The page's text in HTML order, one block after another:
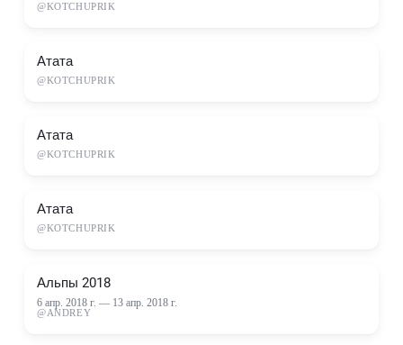
@KOTCHUPRIK
Атата
@KOTCHUPRIK
Атата
@KOTCHUPRIK
Атата
@KOTCHUPRIK
Альпы 2018
6 апр. 2018 г. — 13 апр. 2018 г.
@ANDREY